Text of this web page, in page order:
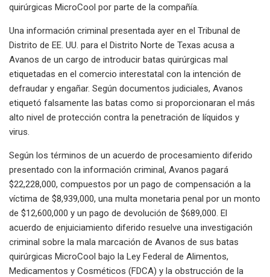
quirúrgicas MicroCool por parte de la compañía.
Una información criminal presentada ayer en el Tribunal de
Distrito de EE. UU. para el Distrito Norte de Texas acusa a
Avanos de un cargo de introducir batas quirúrgicas mal
etiquetadas en el comercio interestatal con la intención de
defraudar y engañar. Según documentos judiciales, Avanos
etiquetó falsamente las batas como si proporcionaran el más
alto nivel de protección contra la penetración de líquidos y
virus.
Según los términos de un acuerdo de procesamiento diferido
presentado con la información criminal, Avanos pagará
$22,228,000, compuestos por un pago de compensación a la
víctima de $8,939,000, una multa monetaria penal por un monto
de $12,600,000 y un pago de devolución de $689,000. El
acuerdo de enjuiciamiento diferido resuelve una investigación
criminal sobre la mala marcación de Avanos de sus batas
quirúrgicas MicroCool bajo la Ley Federal de Alimentos,
Medicamentos y Cosméticos (FDCA) y la obstrucción de la